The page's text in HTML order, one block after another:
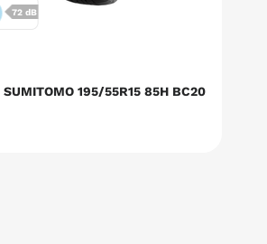
72 dB
SUMITOMO 195/55R15 85H BC20